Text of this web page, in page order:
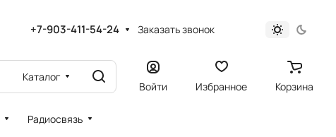
+7-903-411-54-24 Заказать звонок
Каталог
Войти Избранное Корзина
Радиосвязь